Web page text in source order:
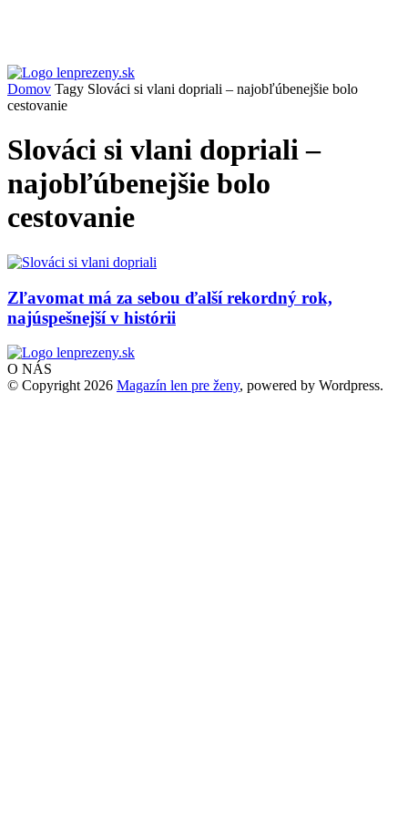
Domov Tagy Slováci si vlani dopriali – najobľúbenejšie bolo
cestovanie
Slováci si vlani dopriali –
najobľúbenejšie bolo
cestovanie
Zľavomat má za sebou ďalší rekordný rok,
najúspešnejší v histórii
O NÁS
© Copyright 2026 Magazín len pre ženy, powered by Wordpress.